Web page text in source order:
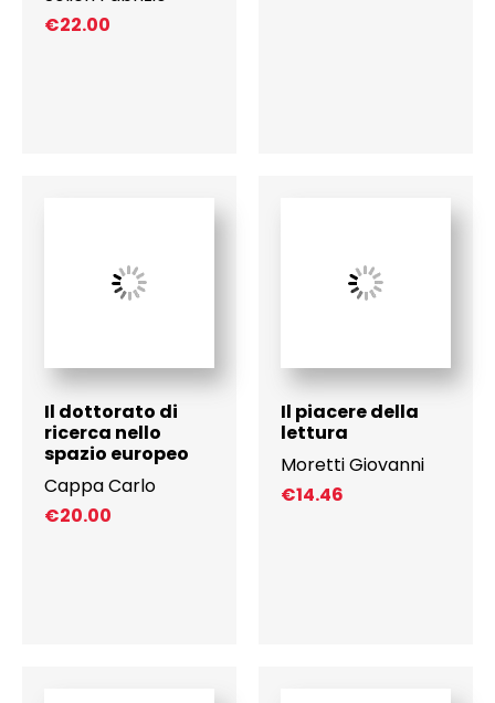
€22.00
Il dottorato di
ricerca nello
spazio europeo
Cappa Carlo
€20.00
Il piacere della
lettura
Moretti Giovanni
€14.46